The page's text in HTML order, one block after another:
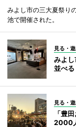
みよし市の三大夏祭り
池で開催された。
見る・
みよ
並べる
見る・
「豊
2000